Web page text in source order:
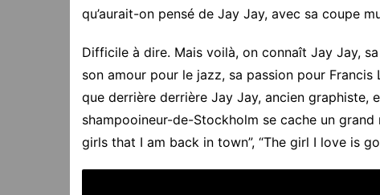
qu’aurait-on pensé de Jay Jay, avec sa coupe
Difficile à dire. Mais voilà, on connaît Jay Jay,
son amour pour le jazz, sa passion pour
que derrière derrière Jay Jay, ancien graphiste,
shampooineur-de-Stockholm se cache un
girls that I am back in town”, “The girl I love is